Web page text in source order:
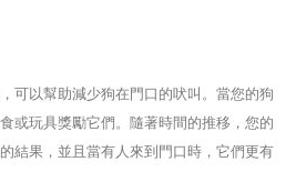
可以幫助減少狗在門口的吠叫。當您的狗
或玩具獎勵它們。隨著時間的推移，您的
結果，並且當有人來到門口時，它們更有